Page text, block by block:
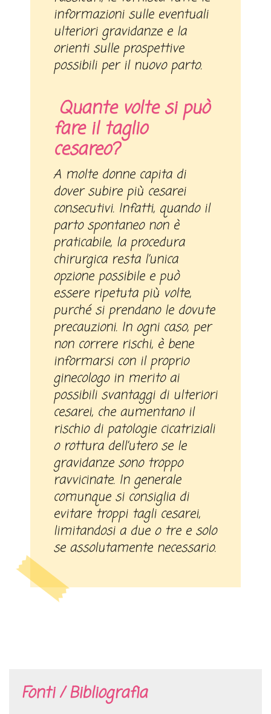
informazioni sulle eventuali
ulteriori gravidanze e la
orienti sulle prospettive
possibili per il nuovo parto.
Quante volte si può
fare il taglio
cesareo?
A molte donne capita di
dover subire più cesarei
consecutivi. Infatti, quando il
parto spontaneo non è
praticabile, la procedura
chirurgica resta l’unica
opzione possibile e può
essere ripetuta più volte,
purché si prendano le dovute
precauzioni. In ogni caso, per
non correre rischi, è bene
informarsi con il proprio
ginecologo in merito ai
possibili svantaggi di ulteriori
cesarei, che aumentano il
rischio di patologie cicatriziali
o rottura dell’utero se le
gravidanze sono troppo
ravvicinate. In generale
comunque si consiglia di
evitare troppi tagli cesarei,
limitandosi a due o tre e solo
se assolutamente necessario.
Fonti / Bibliografia